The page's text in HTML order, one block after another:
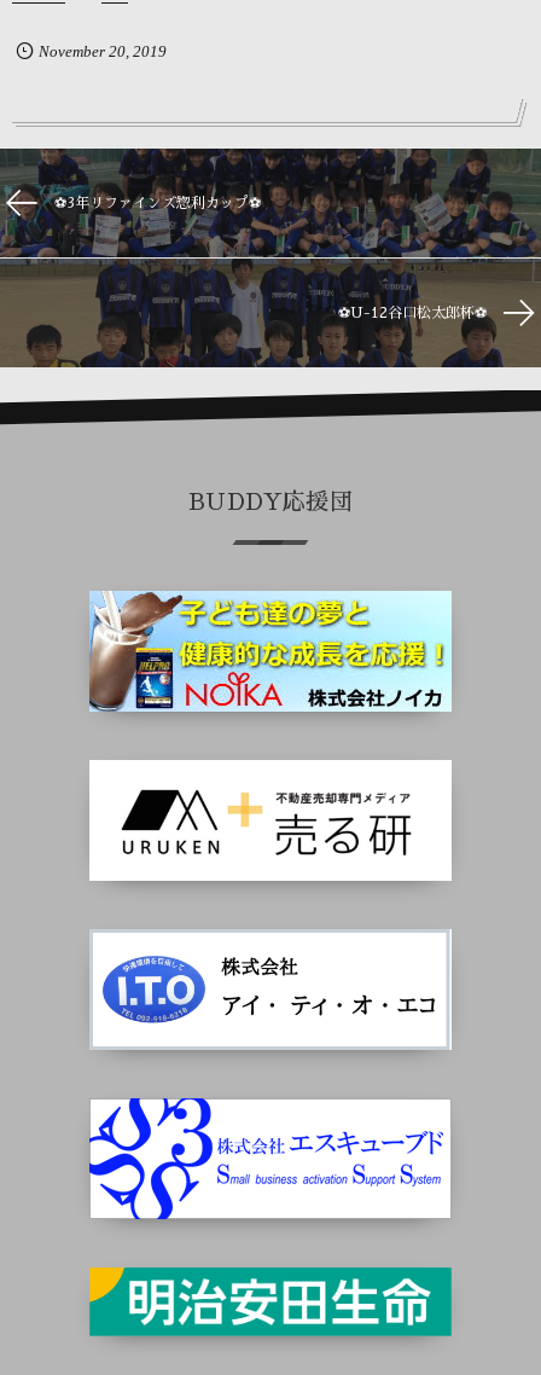
November 20, 2019
⚽️3年リファインズ惣利カップ⚽️
⚽U-12谷口松太郎杯⚽
BUDDY応援団